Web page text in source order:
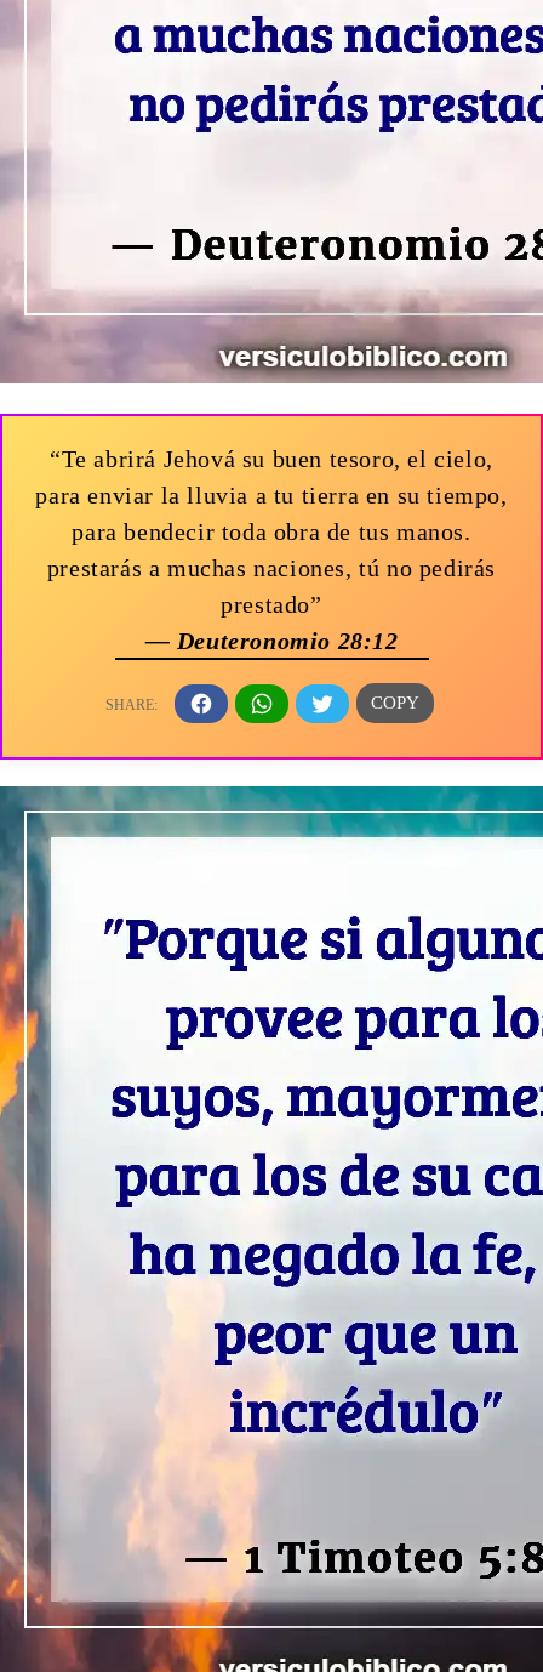
“Te abrirá Jehová su buen tesoro, el cielo,
para enviar la lluvia a tu tierra en su tiempo,
para bendecir toda obra de tus manos.
prestarás a muchas naciones, tú no pedirás
prestado”
— Deuteronomio 28:12